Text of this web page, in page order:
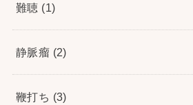
難聴 (1)
静脈瘤 (2)
鞭打ち (3)